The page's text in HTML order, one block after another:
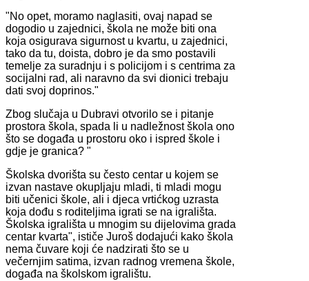
"No opet, moramo naglasiti, ovaj napad se
dogodio u zajednici, škola ne može biti ona
koja osigurava sigurnost u kvartu, u zajednici,
tako da tu, doista, dobro je da smo postavili
temelje za suradnju i s policijom i s centrima za
socijalni rad, ali naravno da svi dionici trebaju
dati svoj doprinos."
Zbog slučaja u Dubravi otvorilo se i pitanje
prostora škola, spada li u nadležnost škola ono
što se događa u prostoru oko i ispred škole i
gdje je granica? "
​Školska dvorišta su često centar u kojem se
izvan nastave okupljaju mladi, ti mladi mogu
biti učenici škole, ali i djeca vrtićkog uzrasta
koja dođu s roditeljima igrati se na igrališta.
Školska igrališta u mnogim su dijelovima grada
centar kvarta", ističe Juroš dodajući kako škola
nema čuvare koji će nadzirati što se u
večernjim satima, izvan radnog vremena škole,
događa na školskom igralištu.